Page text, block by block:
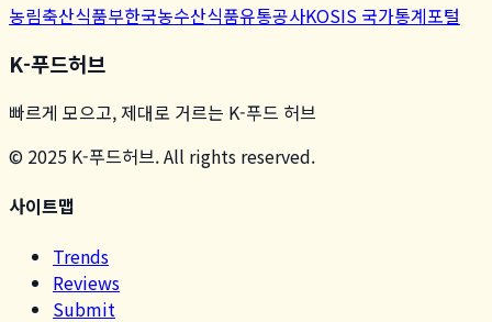
농림축산식품부한국농수산식품유통공사KOSIS 국가통계포털
K-푸드허브
빠르게 모으고, 제대로 거르는 K-푸드 허브
© 2025 K-푸드허브. All rights reserved.
사이트맵
Trends
Reviews
Submit